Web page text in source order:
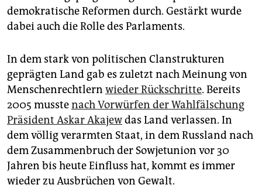
demokratische Reformen durch. Gestärkt wurde
dabei auch die Rolle des Parlaments.
In dem stark von politischen Clanstrukturen
geprägten Land gab es zuletzt nach Meinung von
Menschenrechtlern wieder Rückschritte. Bereits
2005 musstenach Vorwürfen der Wahlfälschung
Präsident Askar Akajewdas Land verlassen. In
dem völlig verarmten Staat, in dem Russland nach
dem Zusammenbruch der Sowjetunion vor 30
Jahren bis heute Einfluss hat, kommt es immer
wieder zu Ausbrüchen von Gewalt.